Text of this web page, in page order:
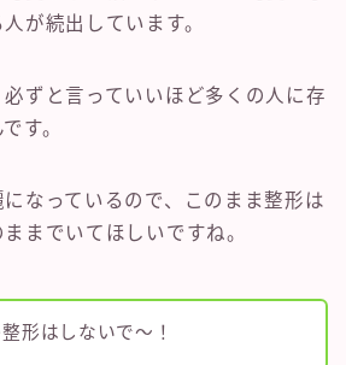
が続出しています。
ずと言っていいほど多くの人に存
す。
なっているので、このまま整形は
までいてほしいですね。
形はしないで～！